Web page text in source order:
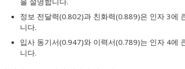
정보 전달력(0.802)과 친화력(0.889)은 인자 3에
니다.
입사 동기서(0.947)와 이력서(0.789)는 인자 4에
니다.